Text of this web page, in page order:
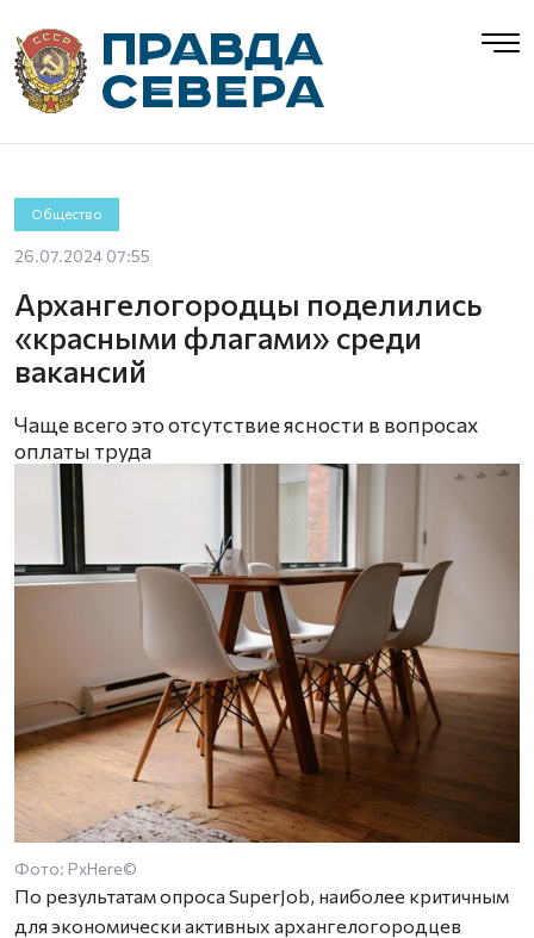
Общество
26.07.2024 07:55
Архангелогородцы поделились
«красными флагами» среди
вакансий
Чаще всего это отсутствие ясности в вопросах
оплаты труда
Фото: PxHere©
По результатам опроса SuperJob, наиболее критичным
для экономически активных архангелогородцев